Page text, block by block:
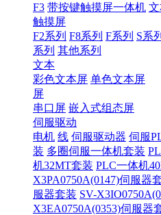
F3 带按键触摸屏一体机
触摸屏
F2系列 F8系列 F系列 S系列
系列 其他系列
文本
彩色文本屏 单色文本屏
屏
串口屏 嵌入式组态屏
伺服驱动
电机 线 伺服驱动器 伺服
装 多圈伺服一体机套装
机32MT套装 PLC一体机
X3PA0750A(0147)伺服器
服器套装 SV-
X3EA0750A(0353)伺服器